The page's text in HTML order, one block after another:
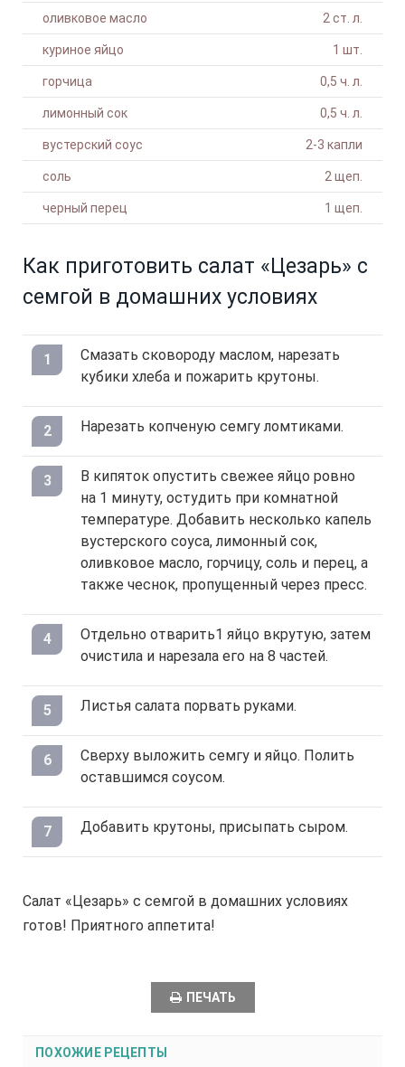
оливковое масло 2 ст. л.
куриное яйцо 1 шт.
горчица 0,5 ч. л.
лимонный сок 0,5 ч. л.
вустерский соус 2-3 капли
соль 2 щеп.
черный перец 1 щеп.
Как приготовить салат «Цезарь» с
семгой в домашних условиях
Смазать сковороду маслом, нарезать
кубики хлеба и пожарить крутоны.
Нарезать копченую семгу ломтиками.
В кипяток опустить свежее яйцо ровно
на 1 минуту, остудить при комнатной
температуре. Добавить несколько капель
вустерского соуса, лимонный сок,
оливковое масло, горчицу, соль и перец, а
также чеснок, пропущенный через пресс.
Отдельно отварить1 яйцо вкрутую, затем
очистила и нарезала его на 8 частей.
Листья салата порвать руками.
Сверху выложить семгу и яйцо. Полить
оставшимся соусом.
Добавить крутоны, присыпать сыром.
Салат «Цезарь» с семгой в домашних условиях
готов! Приятного аппетита!
ПЕЧАТЬ
ПОХОЖИЕ РЕЦЕПТЫ